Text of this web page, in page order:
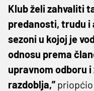
Klub želi zahvaliti
predanosti, trudu i
sezoni u kojoj je
odnosu prema
upravnom odboru
razdoblja,”